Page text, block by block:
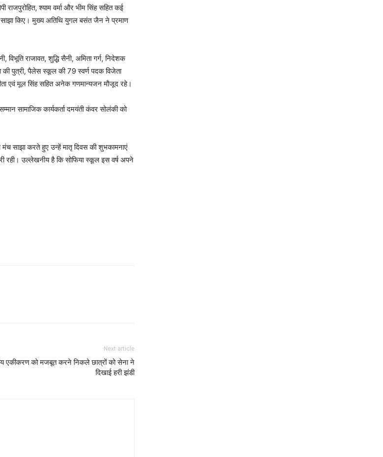
राजपुरोहित, श्याम वर्मा और भीम सिंह सहित कई
साझा किए। मुख्य अतिथि युगल बसंत जैन ने प्रमाण
विभूति राजावत, शुद्धि सैनी, अमिता गर्ग, निदेशक
की पुत्री, पैलेस स्कूल की 79 स्वर्ण पदक विजेता
एवं मूल सिंह सहित अनेक गणमान्यजन मौजूद रहे।
सामाजिक कार्यकर्ता दमयंती कंवर सोलंकी को
मंच साझा करते हुए उन्हें मातृ दिवस की शुभकामनाएं
रही। उल्लेखनीय है कि सोफिया स्कूल इस वर्ष अपने
Next article
एकीकरण को मजबूत करने निकले छात्रों को सेना ने
दिखाई हरी झंडी